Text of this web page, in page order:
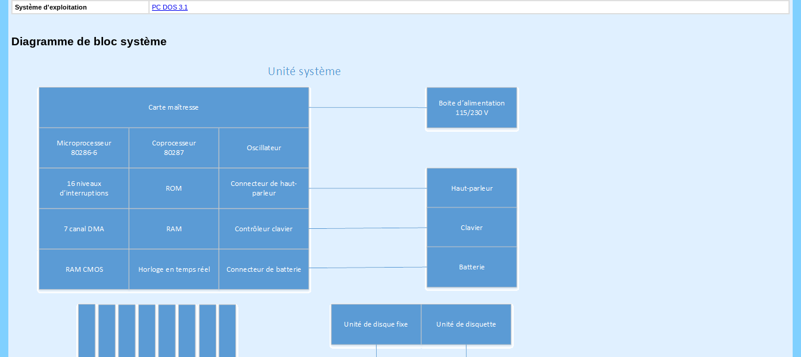
Système d'exploitation
PC DOS 3.1
Diagramme de bloc système